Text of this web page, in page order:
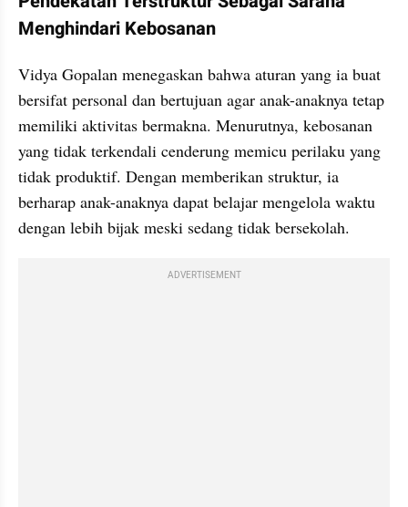
Menghindari Kebosanan
Vidya Gopalan menegaskan bahwa aturan yang ia buat
bersifat personal dan bertujuan agar anak-anaknya tetap
memiliki aktivitas bermakna. Menurutnya, kebosanan
yang tidak terkendali cenderung memicu perilaku yang
tidak produktif. Dengan memberikan struktur, ia
berharap anak-anaknya dapat belajar mengelola waktu
dengan lebih bijak meski sedang tidak bersekolah.
ADVERTISEMENT